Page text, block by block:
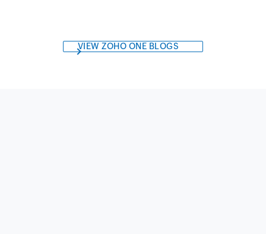
VIEW ZOHO ONE BLOGS